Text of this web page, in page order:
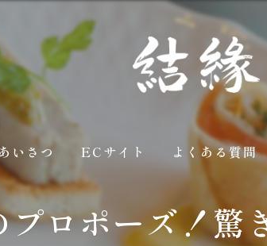
いさつ ECサイト よくある質問
ロポーズ！驚